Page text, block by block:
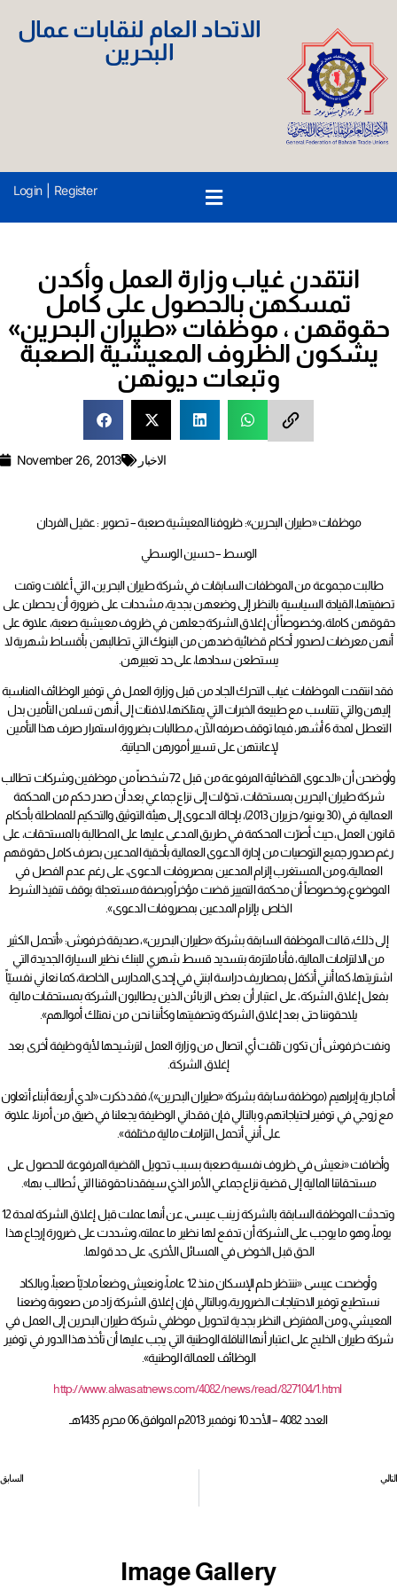
الاتحاد العام لنقابات عمال
البحرين
Login Register
انتقدن غياب وزارة العمل وأكدن
تمسكهن بالحصول على كامل
حقوقهن ، موظفات «طيران البحرين»
يشكون الظروف المعيشية الصعبة
وتبعات ديونهن
November 26, 2013 الاخبار
موظفات «طيران البحرين»: ظروفنا المعيشية صعبة – تصوير : عقيل الفردان
الوسط – حسين الوسطي
طالبت مجموعة من الموظفات السابقات في شركة طيران البحرين، التي أغلقت وتمت
تصفيتها، القيادة السياسية بالنظر إلى وضعهن بجدية، مشددات على ضرورة أن يحصلن على
حقوقهن كاملة، وخصوصاً أن إغلاق الشركة جعلهن في ظروف معيشية صعبة، علاوة على
أنهن معرضات لصدور أحكام قضائية ضدهن من البنوك التي تطالبهن بأقساط شهرية لا
يستطعن سدادها، على حد تعبيرهن.
فقد انتقدت الموظفات غياب التحرك الجاد من قبل وزارة العمل في توفير الوظائف المناسبة
إليهن والتي تتناسب مع طبيعة الخبرات التي يمتلكنها، لافتات إلى أنهن تسلمن التأمين بدل
التعطل لمدة 6 أشهر، فيما توقف صرفه الآن، مطالبات بضرورة استمرار صرف هذا التأمين
لإعانتهن على تسيير أمورهن الحياتية.
وأوضحن أن «الدعوى القضائية المرفوعة من قبل 72 شخصاً من موظفين وشركات تطالب
شركة طيران البحرين بمستحقات، تحوّلت إلى نزاع جماعي بعد أن صدر حكم من المحكمة
العمالية في (30 يونيو/ حزيران 2013)، بإحالة الدعوى إلى هيئة التوثيق والتحكيم للمماطلة بأحكام
قانون العمل، حيث أصرّت المحكمة في طريق المدعى عليها على المطالبة بالمستحقات، على
رغم صدور جميع التوصيات من إدارة الدعوى العمالية بأحقية المدعين بصرف كامل حقوقهم
العمالية، ومن المستغرب إلزام المدعين بمصروفات الدعوى، على رغم عدم الفصل في
الموضوع، وخصوصاً أن محكمة التمييز قضت مؤخراً وبصفة مستعجلة بوقف تنفيذ الشرط
الخاص بإلزام المدعين بمصروفات الدعوى».
إلى ذلك، قالت الموظفة السابقة بشركة «طيران البحرين»، صديقة خرفوش: «أتحمل الكثير
من الالتزامات المالية، فأنا ملتزمة بتسديد قسط شهري للبنك نظير السيارة الجديدة التي
اشتريتها، كما أنني أتكفل بمصاريف دراسة ابنتي في إحدى المدارس الخاصة، كما نعاني نفسيّاً
بفعل إغلاق الشركة، على اعتبار أن بعض الزبائن الذين يطالبون الشركة بمستحقات مالية
يلاحقوننا حتى بعد إغلاق الشركة وتصفيتها وكأننا نحن من نمتلك أموالهم».
ونفت خرفوش أن تكون تلقت أي اتصال من وزارة العمل لترشيحها لأية وظيفة أخرى بعد
إغلاق الشركة.
أما جارية إبراهيم (موظفة سابقة بشركة «طيران البحرين»)، فقد ذكرت «لدي أربعة أبناء أتعاون
مع زوجي في توفير احتياجاتهم، وبالتالي فإن فقداني الوظيفة يجعلنا في ضيق من أمرنا، علاوة
على أنني أتحمل التزامات مالية مختلفة».
وأضافت «نعيش في ظروف نفسية صعبة بسبب تحويل القضية المرفوعة للحصول على
مستحقاتنا المالية إلى قضية نزاع جماعي الأمر الذي سيفقدنا حقوقنا التي نُطالب بها».
وتحدثت الموظفة السابقة بالشركة زينب عيسى، عن أنها عملت قبل إغلاق الشركة لمدة 12
يوماً، وهو ما يوجب على الشركة أن تدفع لها نظير ما عملته، وشددت على ضرورة إرجاع هذا
الحق قبل الخوض في المسائل الأخرى، على حد قولها.
وأوضحت عيسى «ننتظر حلم الإسكان منذ 12 عاماً، ونعيش وضعاً ماديّاً صعباً، وبالكاد
نستطيع توفير الاحتياجات الضرورية، وبالتالي فإن إغلاق الشركة زاد من صعوبة وضعنا
المعيشي، ومن المفترض النظر بجدية لتحويل موظفي شركة طيران البحرين إلى العمل في
شركة طيران الخليج على اعتبار أنها الناقلة الوطنية التي يجب عليها أن تأخذ هذا الدور في توفير
الوظائف للعمالة الوطنية».
http://www.alwasatnews.com/4082/news/read/827104/1.html
العدد 4082 – الأحد 10 نوفمبر 2013م الموافق 06 محرم 1435هـ
السابق التالي
Image Gallery